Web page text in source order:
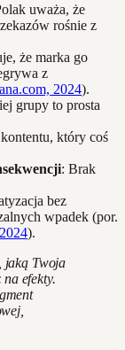
uważa, że
rośnie z
że marka go
z
2024).
grupy to prosta
który coś
: Brak
bez
wpadek (por.
).
jaką Twoja
efekty.